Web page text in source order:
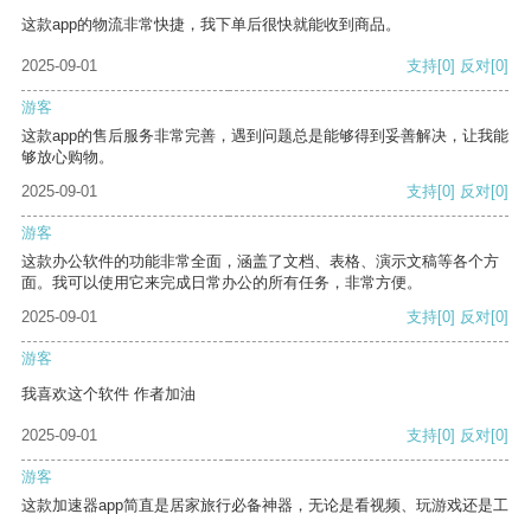
这款app的物流非常快捷，我下单后很快就能收到商品。
2025-09-01 支持[0] 反对[0]
游客
这款app的售后服务非常完善，遇到问题总是能够得到妥善解决，让我能
够放心购物。
2025-09-01
支持[0] 反对[0]
游客
这款办公软件的功能非常全面，涵盖了文档、表格、演示文稿等各个方
面。我可以使用它来完成日常办公的所有任务，非常方便。
2025-09-01
支持[0] 反对[0]
游客
我喜欢这个软件 作者加油
2025-09-01 支持[0] 反对[0]
游客
这款加速器app简直是居家旅行必备神器，无论是看视频、玩游戏还是工